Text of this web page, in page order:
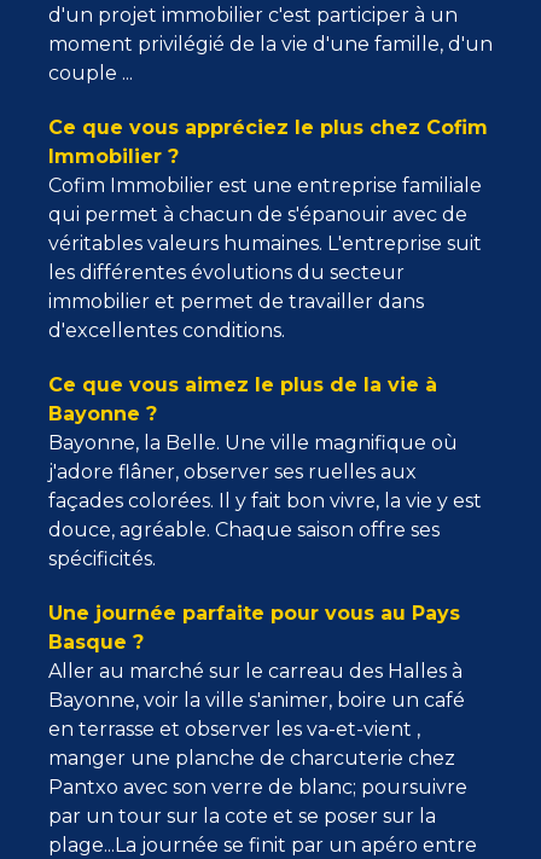
d'un projet immobilier c'est participer à un
moment privilégié de la vie d'une famille, d'un
couple ...
Ce que vous appréciez le plus chez Cofim
Immobilier ?
Cofim Immobilier est une entreprise familiale
qui permet à chacun de s'épanouir avec de
véritables valeurs humaines. L'entreprise suit
les différentes évolutions du secteur
immobilier et permet de travailler dans
d'excellentes conditions.
Ce que vous aimez le plus de la vie à
Bayonne ?
Bayonne, la Belle. Une ville magnifique où
j'adore flâner, observer ses ruelles aux
façades colorées. Il y fait bon vivre, la vie y est
douce, agréable. Chaque saison offre ses
spécificités.
Une journée parfaite pour vous au Pays
Basque ?
Aller au marché sur le carreau des Halles à
Bayonne, voir la ville s'animer, boire un café
en terrasse et observer les va-et-vient ,
manger une planche de charcuterie chez
Pantxo avec son verre de blanc; poursuivre
par un tour sur la cote et se poser sur la
plage...La journée se finit par un apéro entre